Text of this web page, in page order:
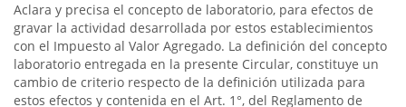
Aclara y precisa el concepto de laboratorio, para efectos de
gravar la actividad desarrollada por estos establecimientos
con el Impuesto al Valor Agregado. La definición del concepto
laboratorio entregada en la presente Circular, constituye un
cambio de criterio respecto de la definición utilizada para
estos efectos y contenida en el Art. 1°, del Reglamento de